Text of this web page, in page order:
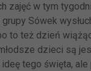
zajęć w tym
Sówek
to też dzień
dzieci są
tego święta, ale